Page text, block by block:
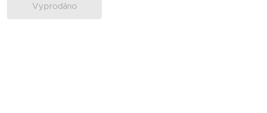
Vyprodáno